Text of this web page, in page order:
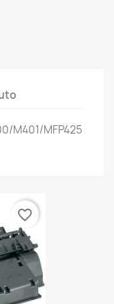
M401/MFP425
favorite_border